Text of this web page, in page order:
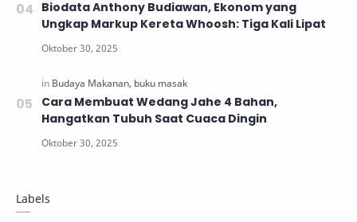
Biodata Anthony Budiawan, Ekonom yang
Ungkap Markup Kereta Whoosh: Tiga Kali Lipat
Cara Membuat Wedang Jahe 4 Bahan,
Hangatkan Tubuh Saat Cuaca Dingin
Labels